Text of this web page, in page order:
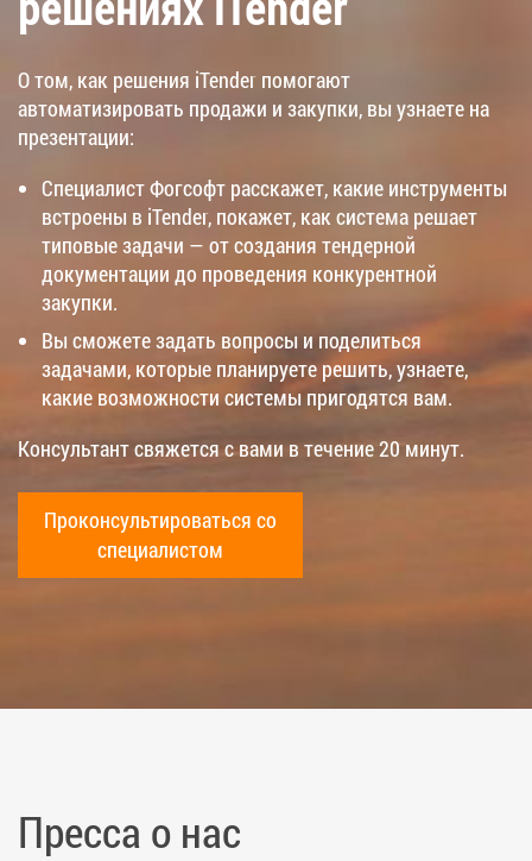
О том, как решения iTender помогают
автоматизировать продажи и закупки, вы узнаете на
презентации:
Специалист Фогсофт расскажет, какие инструменты
встроены в iTender, покажет, как система решает
типовые задачи — от создания тендерной
документации до проведения конкурентной
закупки.
Вы сможете задать вопросы и поделиться
задачами, которые планируете решить, узнаете,
какие возможности системы пригодятся вам.
Консультант свяжется с вами в течение 20 минут.
Проконсультироваться со
специалистом
Пресса о нас